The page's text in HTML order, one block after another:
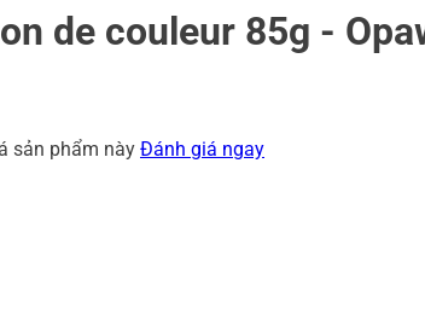
de couleur 85g -
sản phẩm này Đánh giá ngay